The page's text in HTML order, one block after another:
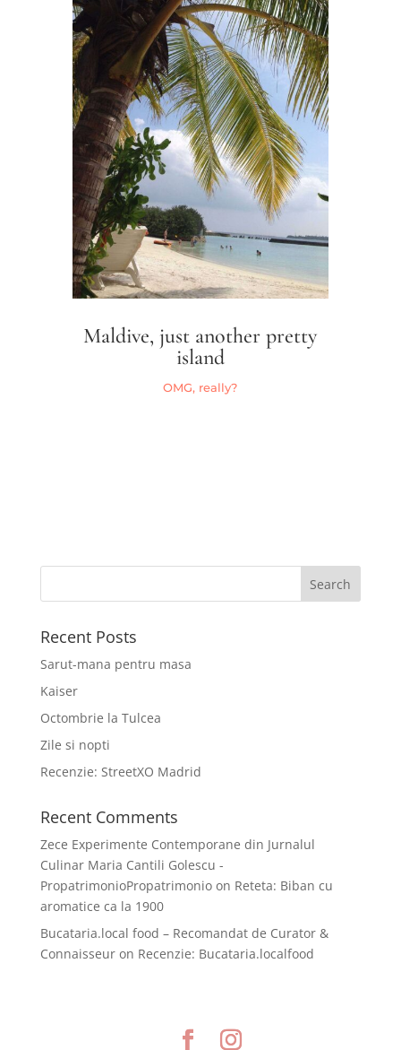
Maldive, just another pretty
island
OMG, really?
Recent Posts
Sarut-mana pentru masa
Kaiser
Octombrie la Tulcea
Zile si nopti
Recenzie: StreetXO Madrid
Recent Comments
Zece Experimente Contemporane din Jurnalul
Culinar Maria Cantili Golescu -
PropatrimonioPropatrimonioon Reteta: Biban cu
aromatice ca la 1900
Bucataria.local food – Recomandat de Curator &
Connaisseuron Recenzie: Bucataria.localfood